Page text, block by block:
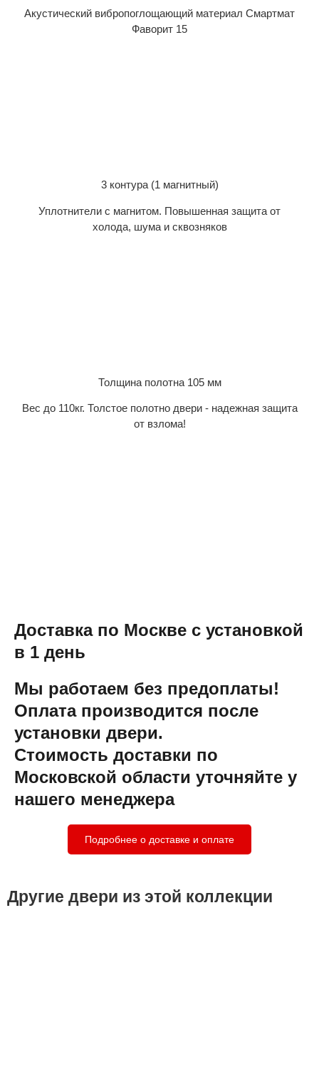
Акустический вибропоглощающий материал Смартмат
Фаворит 15
3 контура (1 магнитный)
Уплотнители с магнитом. Повышенная защита от
холода, шума и сквозняков
Толщина полотна 105 мм
Вес до 110кг. Толстое полотно двери - надежная защита
от взлома!
Доставка по Москве с установкой
в 1 день
Мы работаем без предоплаты!
Оплата производится после
установки двери.
Стоимость доставки по
Московской области уточняйте у
нашего менеджера
Подробнее о доставке и оплате
Другие двери из этой коллекции